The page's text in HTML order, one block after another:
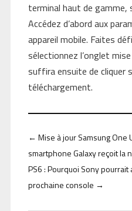
terminal haut de gamme,
Accédez d’abord aux
appareil mobile. Faites
sélectionnez l’onglet
suffira ensuite de cliquer
téléchargement.
← Mise à jour Samsung One
smartphone Galaxy reçoit la
PS6 : Pourquoi Sony
prochaine console →